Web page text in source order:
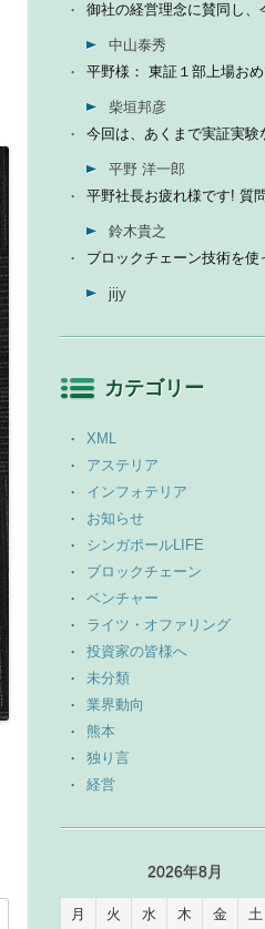
中山泰秀
柴垣邦彦
平野 洋一郎
鈴木貴之
jijy
カテゴリー
XML
アステリア
インフォテリア
お知らせ
シンガポールLIFE
ブロックチェーン
ベンチャー
ライツ・オファリング
投資家の皆様へ
未分類
業界動向
熊本
独り言
経営
2026年8月
月 火 水 木 金 土